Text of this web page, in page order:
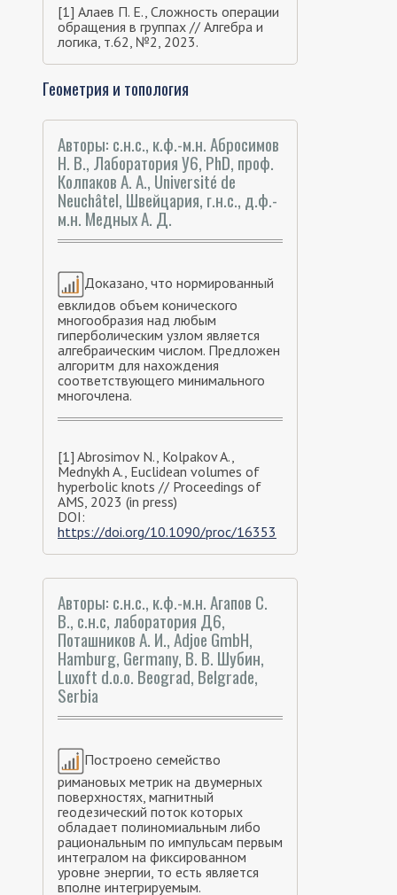
[1] Алаев П. Е., Сложность операции
обращения в группах // Алгебра и
логика, т.62, №2, 2023.
Геометрия и топология
Авторы: с.н.с., к.ф.-м.н. Абросимов
Н. В., Лаборатория У6, PhD, проф.
Колпаков А. А., Université de
Neuchâtel, Швейцария, г.н.с., д.ф.-
м.н. Медных А. Д.
Доказано, что нормированный
евклидов объем конического
многообразия над любым
гиперболическим узлом является
алгебраическим числом. Предложен
алгоритм для нахождения
соответствующего минимального
многочлена.
[1] Abrosimov N., Kolpakov A.,
Mednykh A., Euclidean volumes of
hyperbolic knots // Proceedings of
AMS, 2023 (in press)
DOI:
https://doi.org/10.1090/proc/16353
Авторы: с.н.с., к.ф.-м.н. Агапов С.
В., с.н.с, лаборатория Д6,
Поташников А. И., Adjoe GmbH,
Hamburg, Germany, В. В. Шубин,
Luxoft d.o.o. Beograd, Belgrade,
Serbia
Построено семейство
римановых метрик на двумерных
поверхностях, магнитный
геодезический поток которых
обладает полиномиальным либо
рациональным по импульсам первым
интегралом на фиксированном
уровне энергии, то есть является
вполне интегрируемым.